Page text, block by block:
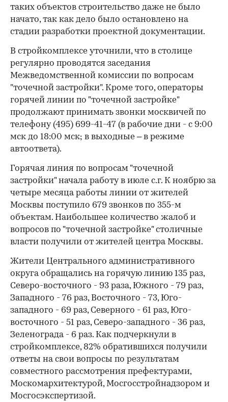
таких объектов строительство даже не было
начато, так как дело было остановлено на
стадии разработки проектной документации.
В стройкомплексе уточнили, что в столице
регулярно проводятся заседания
Межведомственной комиссии по вопросам
"точечной застройки". Кроме того, операторы
горячей линии по "точечной застройке"
продолжают принимать звонки москвичей по
телефону (495) 699-41-47 (в рабочие дни - с 9:00
мск до 18:00 мск; в выходные – в режиме
автоответа).
Горячая линия по вопросам "точечной
застройки" начала работу в июле с.г. К ноябрю за
четыре месяца работы линии от жителей
Москвы поступило 679 звонков по 355-м
объектам. Наибольшее количество жалоб и
вопросов по "точечной застройке" столичные
власти получили от жителей центра Москвы.
Жители Центрального административного
округа обращались на горячую линию 135 раз,
Северо-восточного - 93 раза, Южного - 79 раз,
Западного - 76 раз, Восточного - 73, Юго-
западного - 69 раз, Северного - 61 раз, Юго-
восточного - 51 раз, Северо-западного - 36 раз,
Зеленограда - 6 раз. Как подчеркнули в
стройкомплексе, 82% обратившихся получили
ответы на свои вопросы по результатам
совместного рассмотрения префектурами,
Москомархитектурой, Мосгосстройнадзором и
Мосгосэкспертизой.